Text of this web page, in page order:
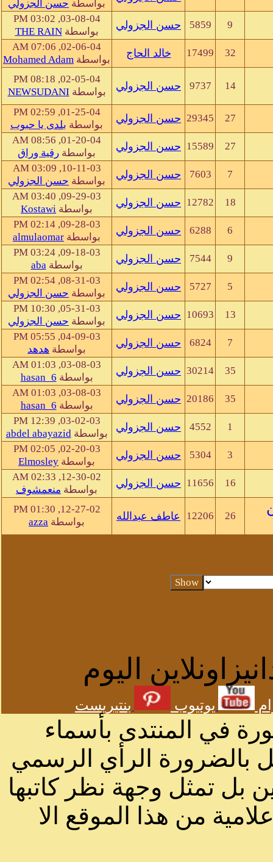
بواسطة حسن الجزولي
9
5859 حسن الجزولي
03-08-04, 03:02 PM
بواسطةTHE RAIN
32
17499 خالد الحاج
02-06-04, 07:06 AM
بواسطة Mohamed Adam
14
9737 حسن الجزولي
02-05-04, 08:18 PM
بواسطة NEWSUDANI
27
29345 حسن الجزولي
01-25-04, 02:59 PM
بواسطة بلدى يا حبوب
27
15589 حسن الجزولي
01-20-04, 08:56 AM
بواسطة رقية وراق
7
7603 حسن الجزولي
10-11-03, 03:09 AM
بواسطة حسن الجزولي
18
12782 حسن الجزولي
09-29-03, 03:40 AM
بواسطة Kostawi
6
6288 حسن الجزولي
09-28-03, 02:14 PM
بواسطة almulaomar
9
7544 حسن الجزولي
09-18-03, 03:24 PM
بواسطةaba
5
5727 حسن الجزولي
08-31-03, 02:54 PM
بواسطة حسن الجزولي
13
10693 حسن الجزولي
05-31-03, 10:30 PM
بواسطة حسن الجزولي
7
6824 حسن الجزولي
04-09-03, 05:55 PM
بواسطة هدهد
35
30214 حسن الجزولي
03-08-03, 01:03 AM
بواسطة hasan_6
35
20186 حسن الجزولي
03-08-03, 01:03 AM
بواسطة hasan_6
1
4552 حسن الجزولي
03-02-03, 12:39 PM
بواسطةabdel abayazid
3
5304 حسن الجزولي
02-20-03, 02:05 PM
بواسطة Elmosley
16
11656 حسن الجزولي
12-30-02, 02:33 AM
بواسطة منعمشوف
26
12206 عاطف عبدالله
12-27-02, 01:30 PM
بواسطة azza
اليوم
يوتيوب بنتيريست
في المنتدى بأسماء
بالضرورة الرأي الرسمي
بل تمثل وجهة نظر كاتبها
من هذا الموقع الا